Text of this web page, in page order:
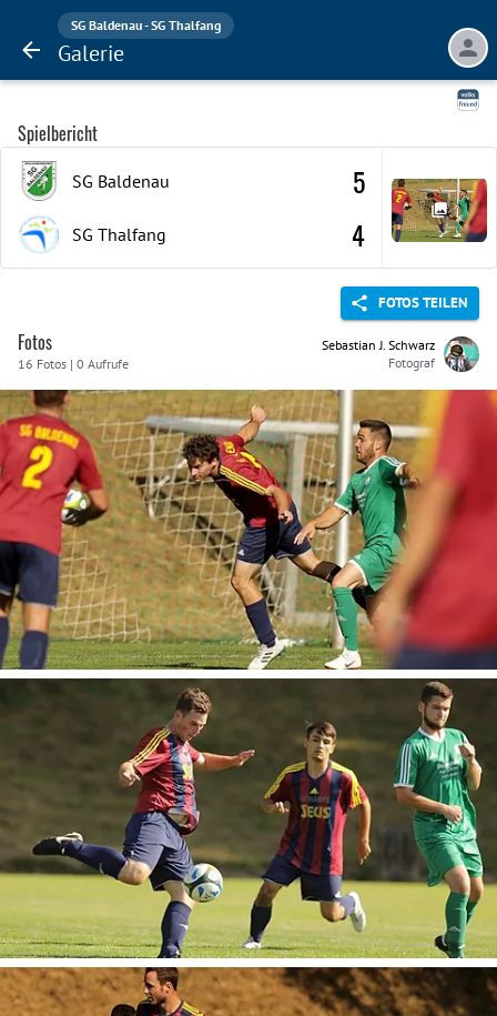
SG Baldenau - SG Thalfang
Galerie
Spielbericht
SG Baldenau
SG Thalfang
5
4
FOTOS TEILEN
Fotos
16 Fotos | 0 Aufrufe
Sebastian J. Schwarz
Fotograf